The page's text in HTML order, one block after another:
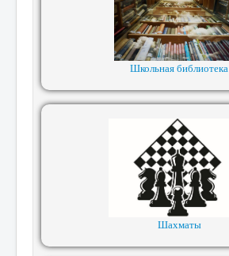
Школьная библиотека
Шахматы